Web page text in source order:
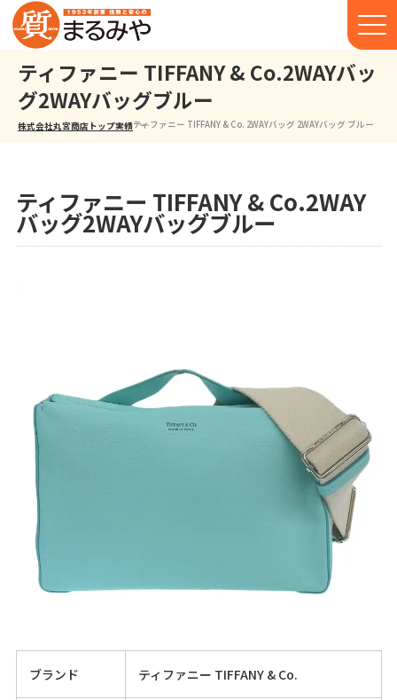
ティファニー TIFFANY & Co.2WAYバッ
グ2WAYバッグブルー
株式会社丸宮商店トップ⁩実績ティファニー TIFFANY & Co. 2WAYバッグ 2WAYバッグ ブルー
ティファニー TIFFANY & Co.2WAY
バッグ2WAYバッグブルー
ブランド ティファニー TIFFANY & Co.